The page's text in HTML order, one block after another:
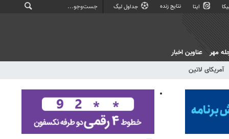
ایتا نتایج زنده جداول لیگ
آمریکای لاتین
مهر عناوین اخبار